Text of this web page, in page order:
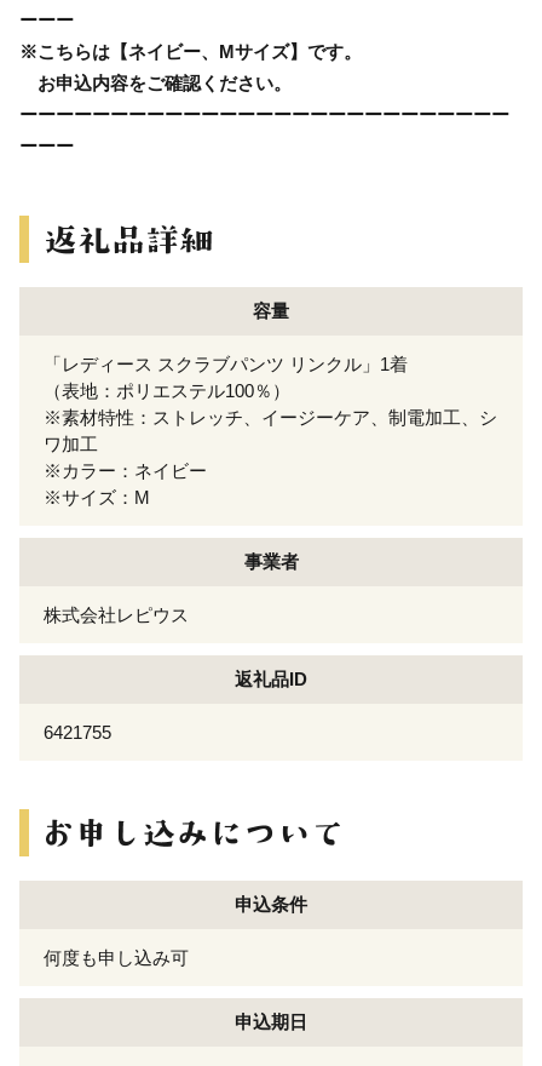
ーーー
※こちらは【ネイビー、Mサイズ】です。
お申込内容をご確認ください。
ーーーーーーーーーーーーーーーーーーーーーーーーーーー
ーーー
容量
「レディース スクラブパンツ リンクル」1着
（表地：ポリエステル100％）
※素材特性：ストレッチ、イージーケア、制電加工、シ
ワ加工
※カラー：ネイビー
※サイズ：M
事業者
株式会社レピウス
返礼品ID
6421755
申込条件
何度も申し込み可
申込期日